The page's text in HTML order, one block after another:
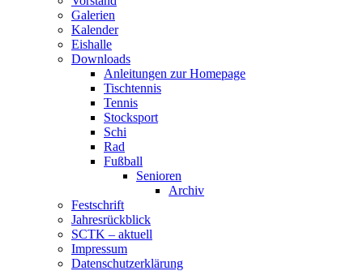
Galerien
Kalender
Eishalle
Downloads
Anleitungen zur Homepage
Tischtennis
Tennis
Stocksport
Schi
Rad
Fußball
Senioren
Archiv
Festschrift
Jahresrückblick
SCTK – aktuell
Impressum
Datenschutzerklärung